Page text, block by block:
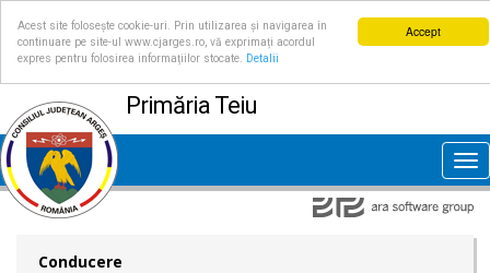
Accept
Acest site folosește cookie-uri. Prin utilizarea și navigarea în
continuare pe site-ul www.cjarges.ro, vă exprimați acordul
expres pentru folosirea informațiilor stocate.
Detalii
Primăria Teiu
Conducere